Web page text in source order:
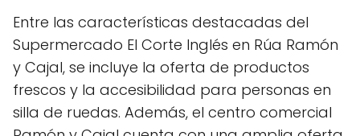
Entre las características destacadas del
Supermercado El Corte Inglés en Rúa Ramón
y Cajal, se incluye la oferta de productos
frescos y la accesibilidad para personas en
silla de ruedas. Además, el centro comercial